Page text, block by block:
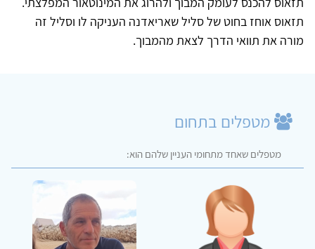
תזאוס אוחז בחוט של סליל שאריאדנה העניקה לו וסליל זה
מורה את תוואי הדרך לצאת מהמבוך.
מטפלים בתחום
מטפלים שאחד מתחומי העניין שלהם הוא: